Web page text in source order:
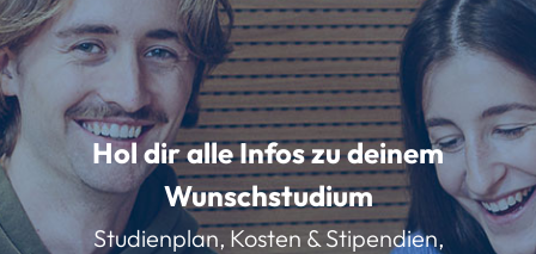
Hol dir alle Infos zu deinem
Wunschstudium
Studienplan, Kosten & Stipendien,